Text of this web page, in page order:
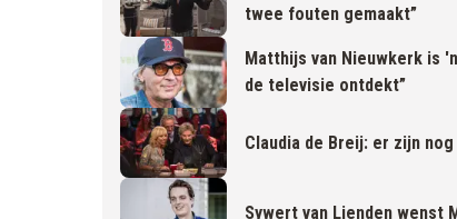
twee fouten gemaakt”
Matthijs van Nieuwkerk is
de televisie ontdekt”
Claudia de Breij: er zijn
Sywert van Lienden wenst